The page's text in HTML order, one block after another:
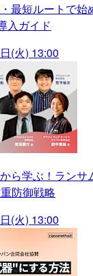
最短ルートで
入ガイド
(火) 13:00
ら学ぶ！ラン
防御戦略
(火) 13:00